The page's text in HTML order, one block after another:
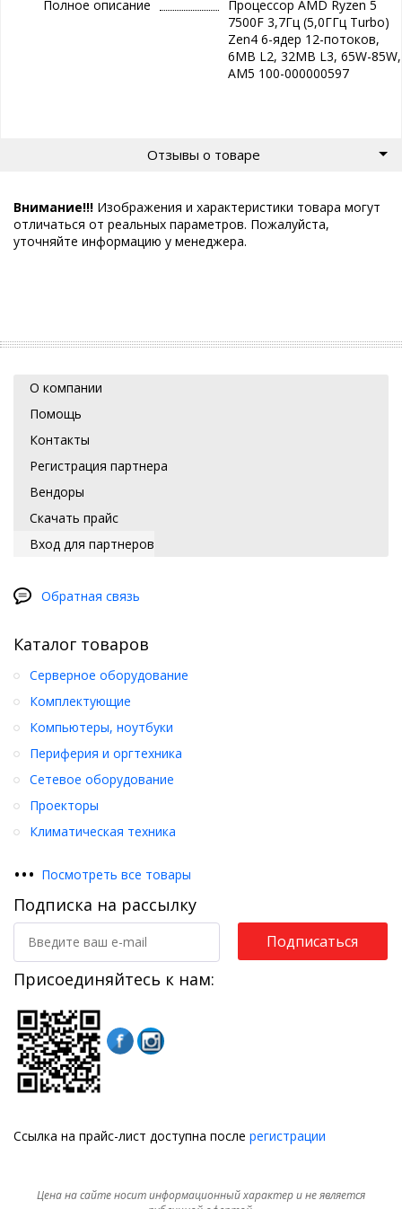
Полное описание
Процессор AMD Ryzen 5
7500F 3,7Гц (5,0ГГц Turbo)
Zen4 6-ядер 12-потоков,
6MB L2, 32MB L3, 65W-85W,
AM5 100-000000597
Отзывы о товаре
Внимание!!! Изображения и характеристики товара могут
отличаться от реальных параметров. Пожалуйста,
уточняйте информацию у менеджера.
О компании
Помощь
Контакты
Регистрация партнера
Вендоры
Скачать прайс
Вход для партнеров
Обратная связь
Каталог товаров
Серверное оборудование
Комплектующие
Компьютеры, ноутбуки
Периферия и оргтехника
Сетевое оборудование
Проекторы
Климатическая техника
••• Посмотреть все товары
Подписка на рассылку
Подписаться
Присоединяйтесь к нам:
Ссылка на прайс-лист доступна после регистрации
Цена на сайте носит информационный характер и не является